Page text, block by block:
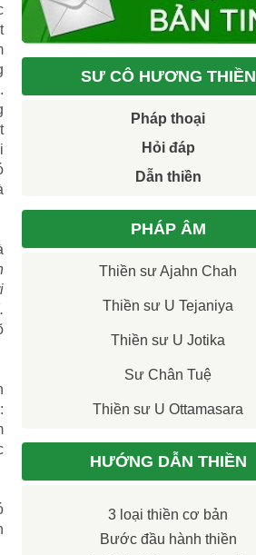
SƯ CÔ HƯƠNG THIỀN
Pháp thoại
Hỏi đáp
Dẫn thiền
PHÁP ÂM
Thiền sư Ajahn Chah
Thiền sư U Tejaniya
Thiền sư U Jotika
Sư Chân Tuệ
Thiền sư U Ottamasara
HƯỚNG DẪN THIỀN
3 loại thiền cơ bản
Bước đầu hành thiền